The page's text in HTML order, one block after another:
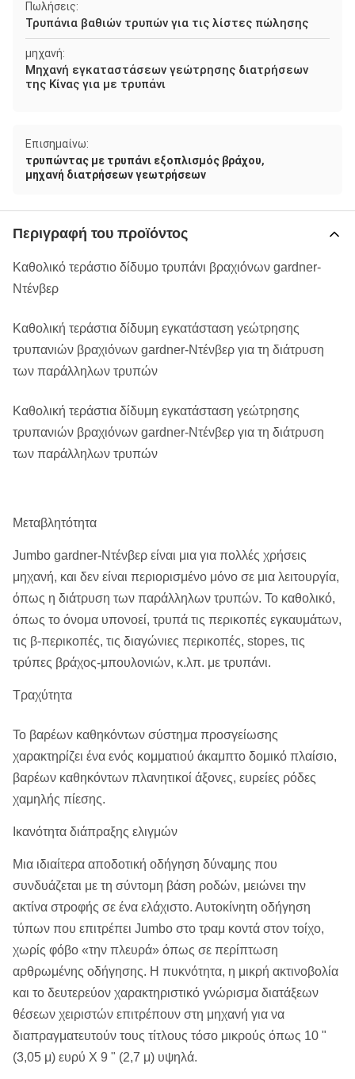
Πωλήσεις:
Τρυπάνια βαθιών τρυπών για τις λίστες πώλησης
μηχανή:
Μηχανή εγκαταστάσεων γεώτρησης διατρήσεων
της Κίνας για με τρυπάνι
Επισημαίνω:
τρυπώντας με τρυπάνι εξοπλισμός βράχου,
μηχανή διατρήσεων γεωτρήσεων
Περιγραφή του προϊόντος
Καθολικό τεράστιο δίδυμο τρυπάνι βραχιόνων gardner-
Ντένβερ
Καθολική τεράστια δίδυμη εγκατάσταση γεώτρησης
τρυπανιών βραχιόνων gardner-Ντένβερ για τη διάτρυση
των παράλληλων τρυπών
Καθολική τεράστια δίδυμη εγκατάσταση γεώτρησης
τρυπανιών βραχιόνων gardner-Ντένβερ για τη διάτρυση
των παράλληλων τρυπών
Μεταβλητότητα
Jumbo gardner-Ντένβερ είναι μια για πολλές χρήσεις
μηχανή, και δεν είναι περιορισμένο μόνο σε μια λειτουργία,
όπως η διάτρυση των παράλληλων τρυπών. Το καθολικό,
όπως το όνομα υπονοεί, τρυπά τις περικοπές εγκαυμάτων,
τις β-περικοπές, τις διαγώνιες περικοπές, stopes, τις
τρύπες βράχος-μπουλονιών, κ.λπ. με τρυπάνι.
Τραχύτητα
Το βαρέων καθηκόντων σύστημα προσγείωσης
χαρακτηρίζει ένα ενός κομματιού άκαμπτο δομικό πλαίσιο,
βαρέων καθηκόντων πλανητικοί άξονες, ευρείες ρόδες
χαμηλής πίεσης.
Ικανότητα διάπραξης ελιγμών
Μια ιδιαίτερα αποδοτική οδήγηση δύναμης που
συνδυάζεται με τη σύντομη βάση ροδών, μειώνει την
ακτίνα στροφής σε ένα ελάχιστο. Αυτοκίνητη οδήγηση
τύπων που επιτρέπει Jumbo στο τραμ κοντά στον τοίχο,
χωρίς φόβο «την πλευρά» όπως σε περίπτωση
αρθρωμένης οδήγησης. Η πυκνότητα, η μικρή ακτινοβολία
και το δευτερεύον χαρακτηριστικό γνώρισμα διατάξεων
θέσεων χειριστών επιτρέπουν στη μηχανή για να
διαπραγματευτούν τους τίτλους τόσο μικρούς όπως 10 "
(3,05 μ) ευρύ Χ 9 " (2,7 μ) υψηλά.